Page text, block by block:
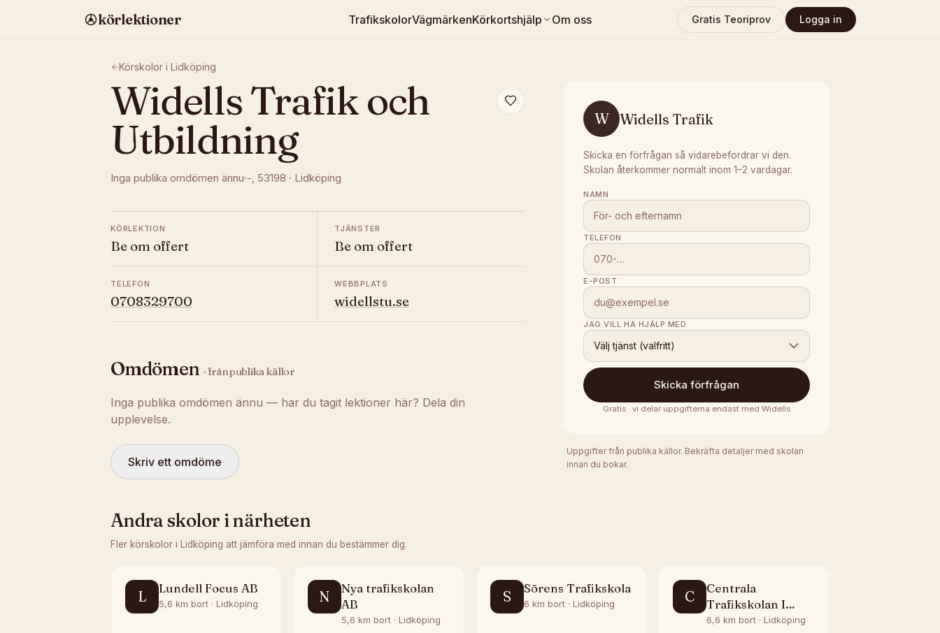
körlektioner TrafikskolorVägmärkenKörkortshjälp Om oss Gratis Teoriprov Logga in
Körskolor i Lidköping
Widells Trafik och
Utbildning
Inga publika omdömen ännu -, 53198 · Lidköping
KÖRLEKTION
Be om offert
TJÄNSTER
Be om offert
TELEFON
0708329700
WEBBPLATS
widellstu.se
Omdömen · från publika källor
Inga publika omdömen ännu — har du tagit lektioner här? Dela din
upplevelse.
Skriv ett omdöme
W Widells Trafik
Skicka en förfrågan så vidarebefordrar vi den.
Skolan återkommer normalt inom 1–2 vardagar.
NAMN
TELEFON
E-POST
JAG VILL HA HJÄLP MED
Välj tjänst (valfritt)
Skicka förfrågan
Gratis · vi delar uppgifterna endast med Widells
Uppgifter från publika källor. Bekräfta detaljer med skolan
innan du bokar.
Andra skolor i närheten
Fler körskolor i Lidköping att jämföra med innan du bestämmer dig.
L Lundell Focus AB
5,6 km bort · Lidköping N
Nya trafikskolan
AB
5,6 km bort · Lidköping
S Sörens Trafikskola
6 km bort · Lidköping C
Centrala
Trafikskolan I
Lidköping
6,6 km bort · Lidköping